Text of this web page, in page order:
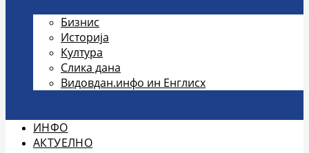
Бизнис
Историја
Култура
Слика дана
Видовдан.инфо ин Енглисх
ИНФО
АКТУЕЛНО